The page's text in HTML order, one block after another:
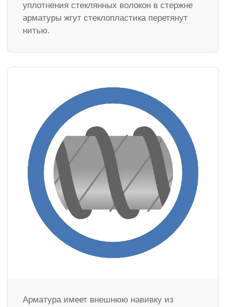
уплотнения стеклянных волокон в стержне
арматуры жгут стеклопластика перетянут
нитью.
Арматура имеет внешнюю навивку из